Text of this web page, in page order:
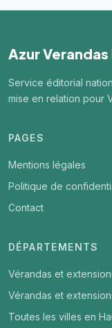
Azur
Service éditorial
mise en relation pour
PAGES
Mentions légales
Politique de
Contact
DÉPARTEMENTS
Vérandas et
Vérandas et
Toutes les villes en